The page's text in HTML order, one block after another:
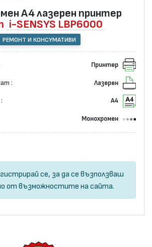
А4 лазерен принтер
i-SENSYS LBP6000
РЕМОНТ И КОНСУМАТИВИ
Принтер
: Лазерен
А4
Монохромен
се, за да се възползваш
от възможностите на сайта.